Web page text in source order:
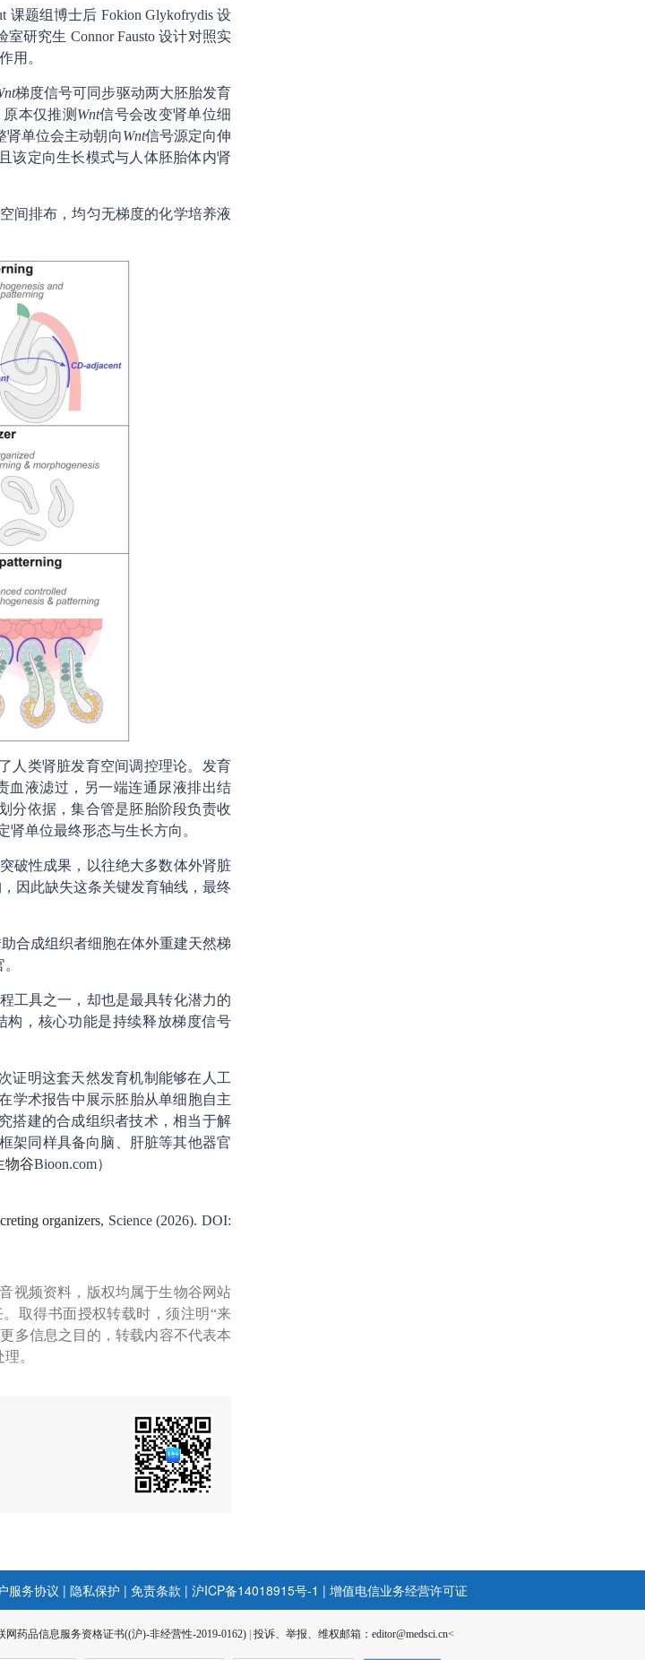
题组博士后 Fokion Glykofrydis 设
研究生 Connor Fausto 设计对照实
用。
梯度信号可同步驱动两大胚胎发育
本仅推测 Wnt信号会改变肾单位细
肾单位会主动朝向Wnt信号源定向伸
该定向生长模式与人体胚胎体内肾
间排布，均匀无梯度的化学培养液
人类肾脏发育空间调控理论。发育
血液滤过，另一端连通尿液排出结
分依据，集合管是胚胎阶段负责收
单位最终形态与生长方向。
破性成果，以往绝大多数体外肾脏
因此缺失这条关键发育轴线，最终
合成组织者细胞在体外重建天然梯
工具之一，却也是最具转化潜力的
构，核心功能是持续释放梯度信号
证明这套天然发育机制能够在人工
学术报告中展示胚胎从单细胞自主
搭建的合成组织者技术，相当于解
架同样具备向脑、肝脏等其他器官
物谷Bioon.com）
organizers, Science (2026). DOI:
视频资料，版权均属于生物谷网站
取得书面授权转载时，须注明“来
多信息之目的，转载内容不代表本
。
服务协议 | 隐私保护 | 免责条款 | 沪ICP备14018915号-1 | 增值电信业务经营许可证
网药品信息服务资格证书((沪)-非经营性-2019-0162) | 投诉、举报、维权邮箱：editor@medsci.cn<